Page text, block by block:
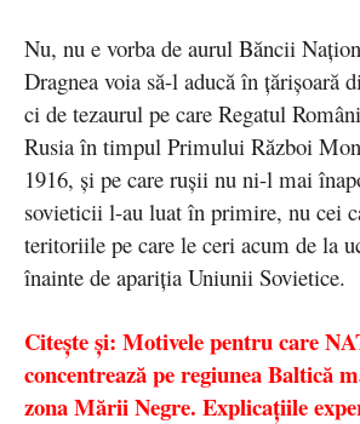
Nu, nu e vorba de aurul Băncii
Dragnea voia să-l aducă în țărișoară
ci de tezaurul pe care Regatul
Rusia în timpul Primului Război
1916, și pe care rușii nu ni-l mai
sovieticii l-au luat în primire, nu cei
teritoriile pe care le ceri acum de la
înainte de apariția Uniunii Sovietice.
Citește și: Motivele pentru care
concentrează pe regiunea Baltică
zona Mării Negre. Explicațiile